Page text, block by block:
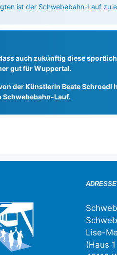
ist der Schwebebahn-Lauf
auch zukünftig diese
gut für Wuppertal.
der Künstlerin Beate
Schwebebahn-Lauf.
ADRESSE
Lise-
(Haus